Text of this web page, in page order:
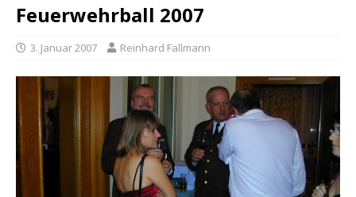
Feuerwehrball 2007
3. Januar 2007 Reinhard Fallmann